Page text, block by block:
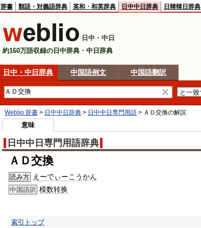
辞書 類語・対義語辞典 英和・和英辞典 日中中日辞典 日韓韓日辞典
日中・中日
約160万語収録の日中辞典・中日辞典
日中・中日辞典 中国語例文 中国語翻訳
Weblio 辞書 > 日中中日辞典 > 日中中日専門用語 > ＡＤ交換の解説
意味
日中中日専門用語辞典
ＡＤ交換
読み方 えーでぃーこうかん
中国語訳 模数转换
索引トップ